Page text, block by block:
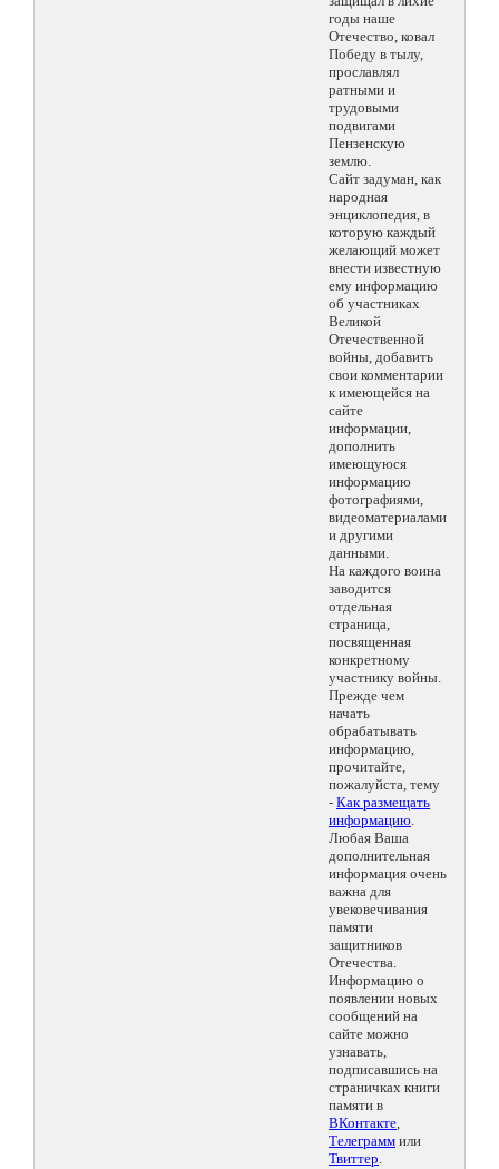
годы наше
Отечество, ковал
Победу в тылу,
прославлял
ратными и
трудовыми
подвигами
Пензенскую
землю.
Сайт задуман, как
народная
энциклопедия, в
которую каждый
желающий может
внести известную
ему информацию
об участниках
Великой
Отечественной
войны, добавить
свои комментарии
к имеющейся на
сайте
информации,
дополнить
имеющуюся
информацию
фотографиями,
видеоматериалами
и другими
данными.
На каждого воина
заводится
отдельная
страница,
посвященная
конкретному
участнику войны.
Прежде чем
начать
обрабатывать
информацию,
прочитайте,
пожалуйста, тему
- Как размещать
информацию.
Любая Ваша
дополнительная
информация очень
важна для
увековечивания
памяти
защитников
Отечества.
Информацию о
появлении новых
сообщений на
сайте можно
узнавать,
подписавшись на
страничках книги
памяти в
ВКонтакте,
Телеграмм или
Твиттер.